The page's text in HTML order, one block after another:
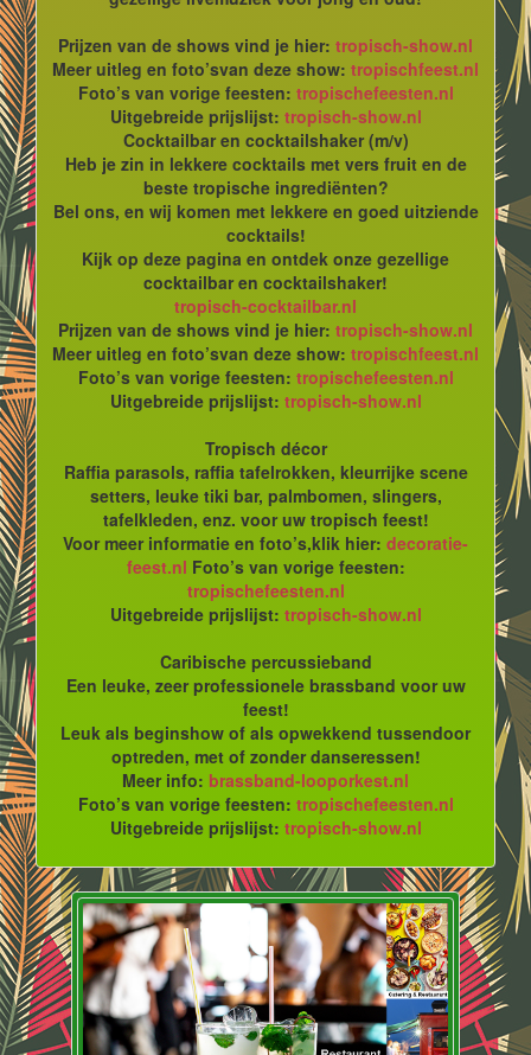
Prijzen van de shows vind je hier: tropisch-show.nl
Meer uitleg en foto’svan deze show: tropischfeest.nl
Foto’s van vorige feesten: tropischefeesten.nl
Uitgebreide prijslijst: tropisch-show.nl
Cocktailbar en cocktailshaker (m/v)
Heb je zin in lekkere cocktails met vers fruit en de
beste tropische ingrediënten?
Bel ons, en wij komen met lekkere en goed uitziende
cocktails!
Kijk op deze pagina en ontdek onze gezellige
cocktailbar en cocktailshaker!
tropisch-cocktailbar.nl
Prijzen van de shows vind je hier: tropisch-show.nl
Meer uitleg en foto’svan deze show: tropischfeest.nl
Foto’s van vorige feesten: tropischefeesten.nl
Uitgebreide prijslijst: tropisch-show.nl
Tropisch décor
Raffia parasols, raffia tafelrokken, kleurrijke scene
setters, leuke tiki bar, palmbomen, slingers,
tafelkleden, enz. voor uw tropisch feest!
Voor meer informatie en foto’s,klik hier: decoratie-
feest.nl Foto’s van vorige feesten:
tropischefeesten.nl
Uitgebreide prijslijst: tropisch-show.nl
Caribische percussieband
Een leuke, zeer professionele brassband voor uw
feest!
Leuk als beginshow of als opwekkend tussendoor
optreden, met of zonder danseressen!
Meer info: brassband-looporkest.nl
Foto’s van vorige feesten: tropischefeesten.nl
Uitgebreide prijslijst: tropisch-show.nl